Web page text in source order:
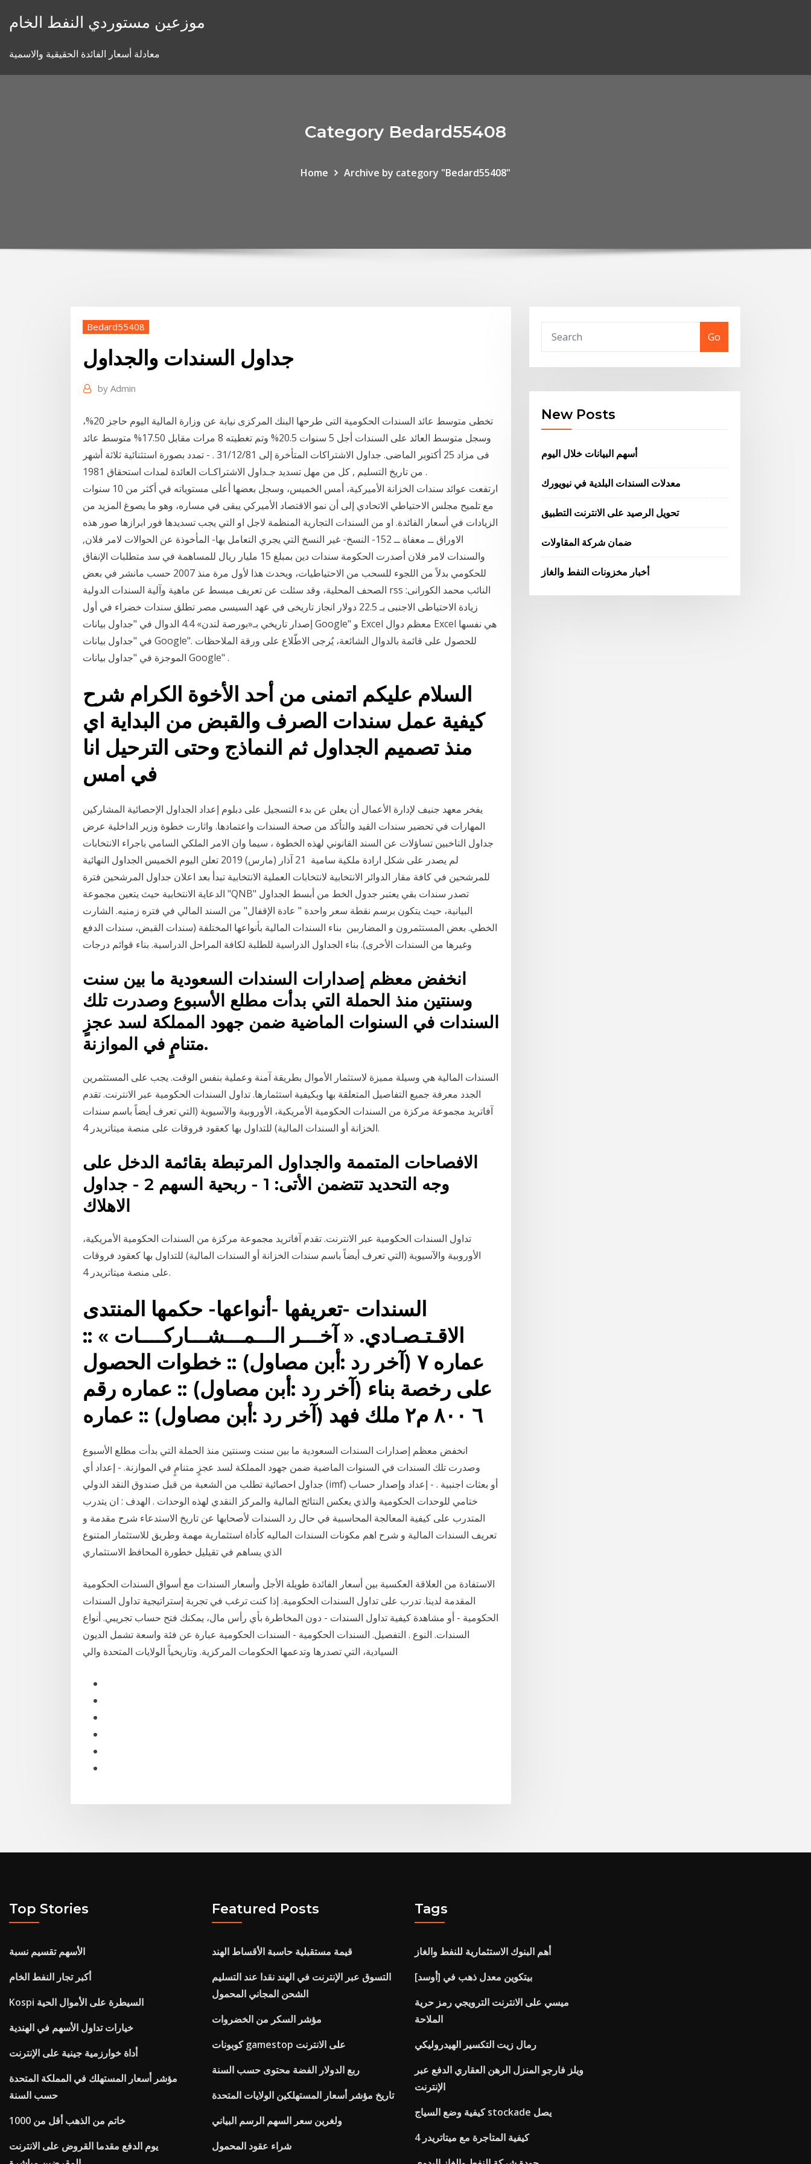
موزعين مستوردي النفط الخام
معادلة أسعار الفائدة الحقيقية والاسمية
Category Bedard55408
Home Archive by category "Bedard55408"
Bedard55408
جداول السندات والجداول
by Admin
تخطى متوسط عائد السندات الحكومية التى طرحها البنك المركزى نيابة عن وزارة المالية اليوم حاجز 20%،
وسجل متوسط العائد على السندات أجل 5 سنوات 20.5% وتم تغطيته 8 مرات مقابل 17.50% متوسط عائد
فى مزاد 25 أكتوبر الماضى. جداول الاشتراكات المتأخرة إلى 31/12/81 . - تمدد بصورة استثنائية ثلاثة أشهر
من تاريخ التسليم , كل من مهل تسديد جـداول الاشتراكـات العائدة لمدات استحقاق 1981 .
ارتفعت عوائد سندات الخزانة الأميركية، أمس الخميس، وسجل بعضها أعلى مستوياته في أكثر من 10 سنوات
مع تلميح مجلس الاحتياطي الاتحادي إلى أن نمو الاقتصاد الأميركي يبقى في مساره، وهو ما يصوغ المزيد من
الزيادات في أسعار الفائدة. او من السندات التجارية المنظمة لاجل او التي يجب تسديدها فور ابرازها صور هذه
الاوراق ــ معفاة ــ 152- النسخ- غير النسخ التي يجري التعامل بها- المأخوذة عن الحوالات لامر فلان,
والسندات لامر فلان أصدرت الحكومة سندات دين بمبلغ 15 مليار ريال للمساهمة في سد متطلبات الإنفاق
للحكومي بدلاً من اللجوء للسحب من الاحتياطيات، ويحدث هذا لأول مرة منذ 2007 حسب مانشر في بعض
الصحف المحلية، وقد سئلت عن تعريف مبسط عن ماهية وآلية السندات الدولية rss النائب محمد الكورانى:
زيادة الاحتياطى الاجنبى بـ 22.5 دولار انجاز تاريخى في عهد السيسى مصر تطلق سندات خضراء في أول
إصدار تاريخي بـ«بورصة لندن» 4.4 الدوال في "جداول بيانات Google" و Excel معظم دوال Excel هي نفسها
في "جداول بيانات Google". للحصول على قائمة بالدوال الشائعة، يُرجى الاطّلاع على ورقة الملاحظات
الموجزة في "جداول بيانات Google" .
السلام عليكم اتمنى من أحد الأخوة الكرام شرح
كيفية عمل سندات الصرف والقبض من البداية اي
منذ تصميم الجداول ثم النماذج وحتى الترحيل انا
يفخر معهد جنيف لإدارة الأعمال أن يعلن عن بدء التسجيل على دبلوم إعداد الجداول الإحصائية المشاركين
المهارات في تحضير سندات القيد والتأكد من صحة السندات واعتمادها. واثارت خطوة وزير الداخلية عرض
جداول الناخبين تساؤلات عن السند القانوني لهذه الخطوة ، سيما وان الامر الملكي السامي باجراء الانتخابات
لم يصدر على شكل ارادة ملكية سامية 21 آذار (مارس) 2019 تعلن اليوم الخميس الجداول النهائية
للمرشحين في كافة مقار الدوائر الانتخابية لانتخابات العملية الانتخابية تبدأ بعد اعلان جداول المرشحين فترة
الدعاية الانتخابية حيث يتعين مجموعة "QNB" تصدر سندات بقي يعتبر جدول الخط من أبسط الجداول
البيانية، حيث يتكون برسم نقطة سعر واحدة " عادة الإقفال" من السند المالي في فتره زمنيه. الشارت
الخطي. بعض المستثمرون و المضاربين بناء السندات المالية بأنواعها المختلفة (سندات القبض، سندات الدفع
انخفض معظم إصدارات السندات السعودية ما بين سنت
وسنتين منذ الحملة التي بدأت مطلع الأسبوع وصدرت تلك
السندات في السنوات الماضية ضمن جهود المملكة لسد عجزٍ
متنامٍ في الموازنة.
السندات المالية هي وسيلة مميزة لاستثمار الأموال بطريقة آمنة وعملية بنفس الوقت. يجب على المستثمرين
الجدد معرفة جميع التفاصيل المتعلقة بها وبكيفية استثمارها. تداول السندات الحكومية عبر الانترنت. تقدم
آفاتريد مجموعة مركزة من السندات الحكومية الأمريكية، الأوروبية والآسيوية (التي تعرف أيضاً باسم سندات
الخزانة أو السندات المالية) للتداول بها كعقود فروقات على منصة ميتاتريدر 4.
الافصاحات المتممة والجداول المرتبطة بقائمة الدخل على
وجه التحديد تتضمن الأتى: 1 - ربحية السهم 2 - جداول
الاهلاك
تداول السندات الحكومية عبر الانترنت. تقدم آفاتريد مجموعة مركزة من السندات الحكومية الأمريكية،
الأوروبية والآسيوية (التي تعرف أيضاً باسم سندات الخزانة أو السندات المالية) للتداول بها كعقود فروقات
على منصة ميتاتريدر 4.
السندات -تعريفها -أنواعها- حكمها المنتدى
الاقـتـصـادي. « آخـــر الـــمـــشـــاركــــات » ::
عماره ٧ (آخر رد :أبن مصاول) :: خطوات الحصول
على رخصة بناء (آخر رد :أبن مصاول) :: عماره رقم
٦ ٨٠٠ م٢ ملك فهد (آخر رد :أبن مصاول) :: عماره
انخفض معظم إصدارات السندات السعودية ما بين سنت وسنتين منذ الحملة التي بدأت مطلع الأسبوع
وصدرت تلك السندات في السنوات الماضية ضمن جهود المملكة لسد عجزٍ متنامٍ في الموازنة. - إعداد أي
جداول احصائية تطلب من الشعبة من قبل صندوق النقد الدولي (imf) أو بعثات اجنبية . - إعداد وإصدار حساب
ختامي للوحدات الحكومية والذي يعكس النتائج المالية والمركز النقدي لهذه الوحدات . الهدف : ان يتدرب
المتدرب على كيفية المعالجة المحاسبية في حال رد السندات لأصحابها عن تاريخ الاستدعاء شرح مقدمة و
تعريف السندات المالية و شرح اهم مكونات السندات الماليه كأداة استثمارية مهمة وطريق للاستثمار المتنوع
الذي يساهم في تقيليل خطورة المحافظ الاستثماري
الاستفادة من العلاقة العكسية بين أسعار الفائدة طويلة الأجل وأسعار السندات مع أسواق السندات الحكومية
المقدمة لدينا. تدرب على تداول السندات الحكومية. إذا كنت ترغب في تجربة إستراتيجية تداول السندات
الحكومية - أو مشاهدة كيفية تداول السندات - دون المخاطرة بأي رأس مال، يمكنك فتح حساب تجريبي. أنواع
السندات. النوع . التفصيل. السندات الحكومية - السندات الحكومية عبارة عن فئة واسعة تشمل الديون
السيادية، التي تصدرها وتدعمها الحكومات المركزية. وتاريخياً الولايات المتحدة والي
Go
New Posts
أسهم البيانات خلال اليوم
معدلات السندات البلدية في نيويورك
تحويل الرصيد على الانترنت التطبيق
ضمان شركة المقاولات
أخبار مخزونات النفط والغاز
Top Stories
الأسهم تقسيم نسبة
أكبر تجار النفط الخام
Kospi السيطرة على الأموال الحية
خيارات تداول الأسهم في الهندية
أداة خوارزمية جينية على الإنترنت
مؤشر أسعار المستهلك في المملكة المتحدة
حسب السنة
خاتم من الذهب أقل من 1000
يوم الدفع مقدما القروض على الانترنت
Featured Posts
قيمة مستقبلية حاسبة الأقساط الهند
التسوق عبر الإنترنت في الهند نقدا عند التسليم
الشحن المجاني المحمول
مؤشر السكر من الخضروات
كوبونات gamestop على الانترنت
ربع الدولار الفضة محتوى حسب السنة
تاريخ مؤشر أسعار المستهلكين الولايات المتحدة
ولغرين سعر السهم الرسم البياني
شراء عقود المحمول
Tags
أهم البنوك الاستثمارية للنفط والغاز
بيتكوين معدل ذهب في [أوسد]
ميسي على الانترنت الترويجي رمز حرية
الملاحة
رمال زيت التكسير الهيدروليكي
ويلز فارجو المنزل الرهن العقاري الدفع عبر
الإنترنت
كيفية وضع السياج stockade يصل
كيفية المتاجرة مع ميتاتريدر 4